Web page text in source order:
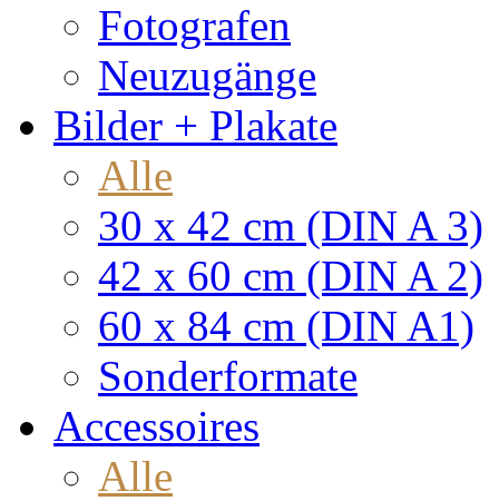
Fotografen
Neuzugänge
Bilder + Plakate
Alle
30 x 42 cm (DIN A 3)
42 x 60 cm (DIN A 2)
60 x 84 cm (DIN A1)
Sonderformate
Accessoires
Alle